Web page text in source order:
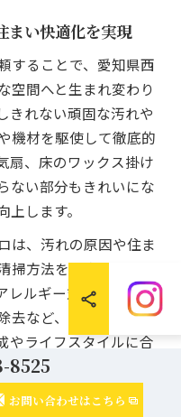
まい快適化を実現
することで、愛知県西
空間へと生まれ変わり
きれない頑固な汚れや
機材を駆使して徹底的
扇、床のワックス掛け
ない部分もきれいにな
します。
は、汚れの原因や住ま
方法を提案してくれ
レルギー対策やカビの
去など、快適な生活環
やライフスタイルに合
幅広いニーズに対応で
トです。
8525
お問い合わせはこちら